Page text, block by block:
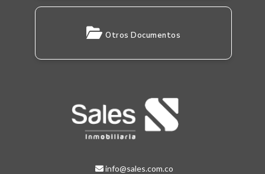
Otros Documentos
info@sales.com.co